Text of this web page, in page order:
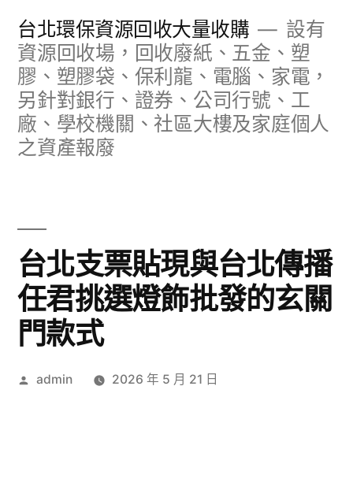
台北環保資源回收大量收購
設有
資源回收場，回收廢紙、五金、塑
膠、塑膠袋、保利龍、電腦、家電，
另針對銀行、證券、公司行號、工
廠、學校機關、社區大樓及家庭個人
之資產報廢
台北支票貼現與台北傳播
任君挑選燈飾批發的玄關
門款式
作
admin 2026 年 5 月 21 日